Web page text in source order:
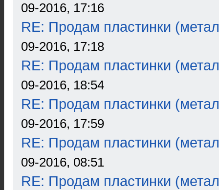
09-2016, 17:16
RE: Продам пластинки
09-2016, 17:18
RE: Продам пластинки
09-2016, 18:54
RE: Продам пластинки
09-2016, 17:59
RE: Продам пластинки
09-2016, 08:51
RE: Продам пластинки